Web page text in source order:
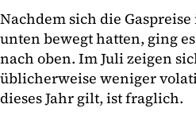
Nachdem sich die
unten bewegt hatten, ging
nach oben. Im Juli zeigen
üblicherweise weniger
dieses Jahr gilt, ist fraglich.